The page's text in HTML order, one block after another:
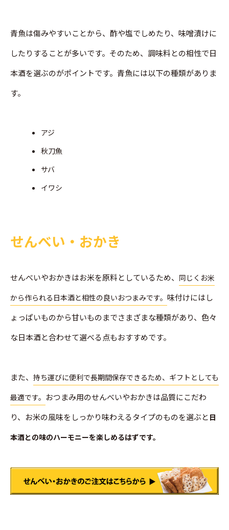
青魚は傷みやすいことから、酢や塩でしめたり、味噌漬けに
したりすることが多いです。そのため、調味料との相性で日
本酒を選ぶのがポイントです。青魚には以下の種類がありま
す。
アジ
秋刀魚
サバ
イワシ
せんべい・おかき
せんべいやおかきはお米を原料としているため、 同じくお米
から作られる日本酒と相性の良いおつまみです。 味付けにはし
ょっぱいものから甘いものまでさまざまな種類があり、色々
な日本酒と合わせて選べる点もおすすめです。
また、 持ち運びに便利で長期間保存できるため、ギフトとしても
最適です。 おつまみ用のせんべいやおかきは品質にこだわ
り、お米の風味をしっかり味わえるタイプのものを選ぶと 日
本酒との味のハーモニーを楽しめるはずです。